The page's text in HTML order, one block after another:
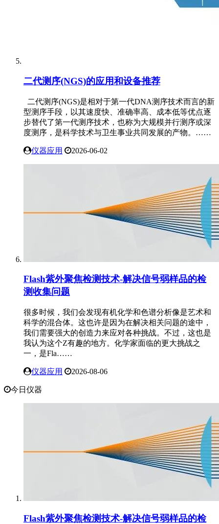
二代测序(NGS)的应用和设备推荐
二代测序(NGS)是相对于第一代DNA测序技术而言的新
型测序手段，以其速度快、准确率高、成本低等优点逐
步替代了第一代测序技术，也称为大规模并行测序或深
度测序，是科学技术与卫生事业共同发展的产物。……
仪器应用 2026-06-02
Flash紫外聚焦检测技术-解决信号弱样品的检
测收集问题
很多时候，我们会发现有机化学和色谱分析像是艺术和
科学的混合体。这也许是因为在解决相关问题的途中，
我们需要强大的创造力来应对各种挑战。不过，这也是
我认为这个Z有趣的地方。化学家面临的更大挑战之
一，是Fla……
仪器应用 2026-08-06
今日仪器
Flash紫外聚焦检测技术-解决信号弱样品的检